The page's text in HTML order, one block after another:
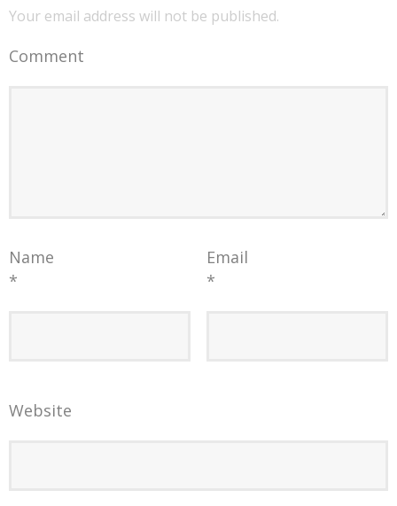
Your email address will not be published.
Comment
Name
*
Email
*
Website